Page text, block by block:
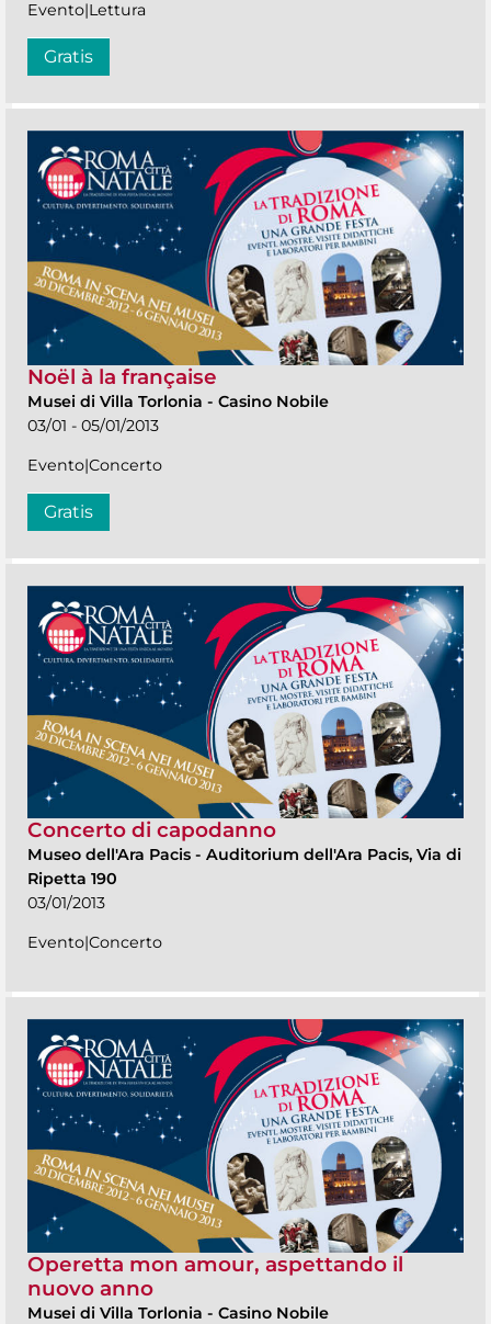
Evento|Lettura
Gratis
Noël à la française
Musei di Villa Torlonia - Casino Nobile
03/01 - 05/01/2013
Evento|Concerto
Gratis
Concerto di capodanno
Museo dell'Ara Pacis - Auditorium dell'Ara Pacis, Via di
Ripetta 190
03/01/2013
Evento|Concerto
Operetta mon amour, aspettando il
nuovo anno
Musei di Villa Torlonia - Casino Nobile